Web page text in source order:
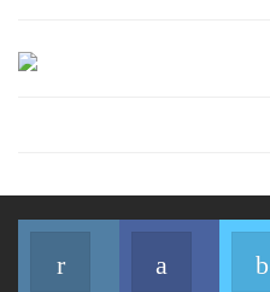
Join us on InstagramJoin us